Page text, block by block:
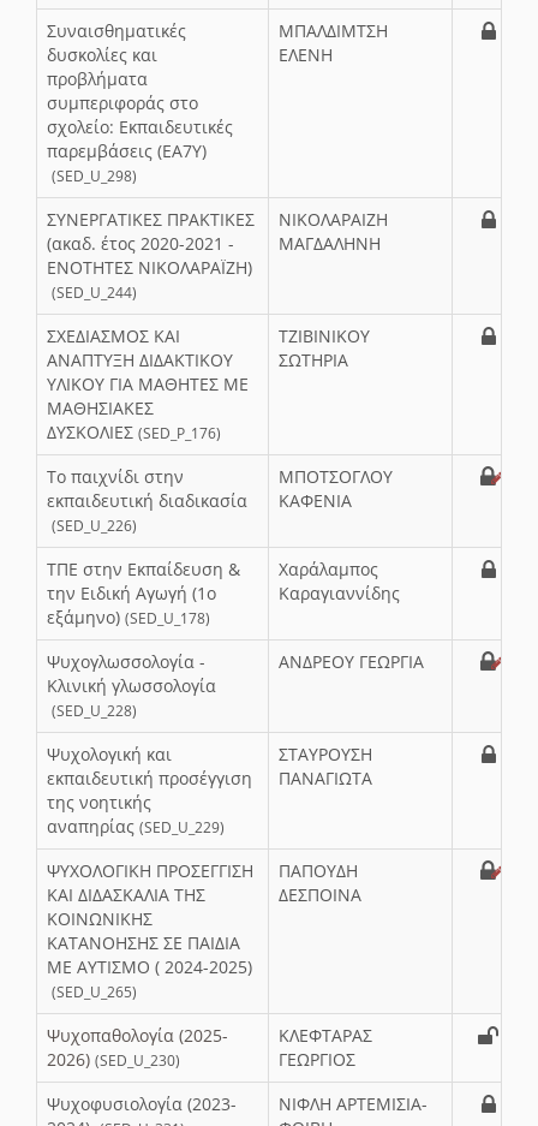
Συναισθηματικές
δυσκολίες και
προβλήματα
συμπεριφοράς στο
σχολείο: Εκπαιδευτικές
παρεμβάσεις (ΕΑ7Υ)
(SED_U_298)
ΜΠΑΛΔΙΜΤΣΗ
ΕΛΕΝΗ
ΣΥΝΕΡΓΑΤΙΚΕΣ ΠΡΑΚΤΙΚΕΣ
(ακαδ. έτος 2020-2021 -
ΕΝΟΤΗΤΕΣ ΝΙΚΟΛΑΡΑΪΖΗ)
(SED_U_244)
ΝΙΚΟΛΑΡΑΙΖΗ
ΜΑΓΔΑΛΗΝΗ
ΣΧΕΔΙΑΣΜΟΣ ΚΑΙ
ΑΝΑΠΤΥΞΗ ΔΙΔΑΚΤΙΚΟΥ
ΥΛΙΚΟΥ ΓΙΑ ΜΑΘΗΤΕΣ ΜΕ
ΜΑΘΗΣΙΑΚΕΣ
ΔΥΣΚΟΛΙΕΣ (SED_P_176)
ΤΖΙΒΙΝΙΚΟΥ
ΣΩΤΗΡΙΑ
Το παιχνίδι στην
εκπαιδευτική διαδικασία
(SED_U_226)
ΜΠΟΤΣΟΓΛΟΥ
ΚΑΦΕΝΙΑ
ΤΠΕ στην Εκπαίδευση &
την Ειδική Αγωγή (1ο
εξάμηνο) (SED_U_178)
Χαράλαμπος
Καραγιαννίδης
Ψυχογλωσσολογία -
Κλινική γλωσσολογία
(SED_U_228)
ΑΝΔΡΕΟΥ ΓΕΩΡΓΙΑ
Ψυχολογική και
εκπαιδευτική προσέγγιση
της νοητικής
αναπηρίας (SED_U_229)
ΣΤΑΥΡΟΥΣΗ
ΠΑΝΑΓΙΩΤΑ
ΨΥΧΟΛΟΓΙΚΗ ΠΡΟΣΕΓΓΙΣΗ
ΚΑΙ ΔΙΔΑΣΚΑΛΙΑ ΤΗΣ
ΚΟΙΝΩΝΙΚΗΣ
ΚΑΤΑΝΟΗΣΗΣ ΣΕ ΠΑΙΔΙΑ
ΜΕ ΑΥΤΙΣΜΟ ( 2024-2025)
(SED_U_265)
ΠΑΠΟΥΔΗ
ΔΕΣΠΟΙΝΑ
Ψυχοπαθολογία (2025-
2026) (SED_U_230)
ΚΛΕΦΤΑΡΑΣ
ΓΕΩΡΓΙΟΣ
Ψυχοφυσιολογία (2023-
ΝΙΦΛΗ ΑΡΤΕΜΙΣΙΑ-